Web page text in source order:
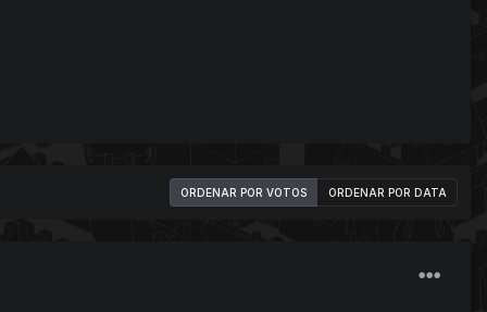
ORDENAR POR VOTOS ORDENAR POR DATA